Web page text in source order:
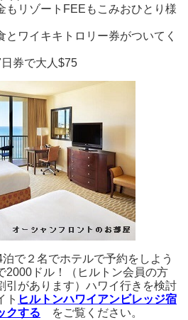
もリゾートFEEもこみおひとり様
とワイキキトロリー券がついてく
券で大人$75
で２名でホテルで予約をしよう
2000ドル！（ヒルトン会員の方
引があります）ハワイ行きを検討
ト ヒルトンハワイアンビレッジ宿
クする をご覧ください。